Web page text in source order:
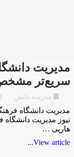
مدیریت
سریع‌تر
مدرسه دانش
مدیریت دانشگاه
نیوز مدیریت
هارپی …
View article...